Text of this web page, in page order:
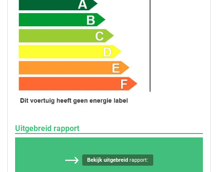
Uitgebreid rapport
Bekijk uitgebreidrapport: